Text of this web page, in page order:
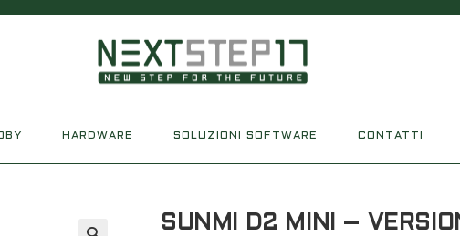
HARDWARE SOLUZIONI SOFTWARE CONTATTI
SUNMI D2 MINI –